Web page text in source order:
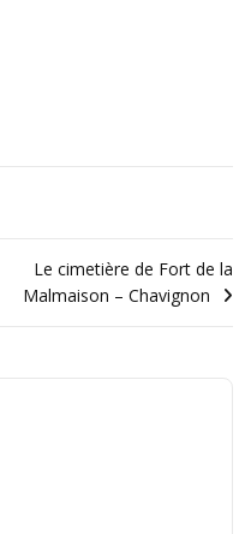
Le cimetière de Fort de la
Malmaison – Chavignon